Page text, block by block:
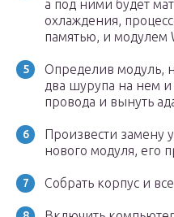
а под ними будет
охлаждения,
памятью, и модулем
Определив модуль,
два шурупа на нем
провода и вынуть
Произвести замену
нового модуля, его
Собрать корпус и